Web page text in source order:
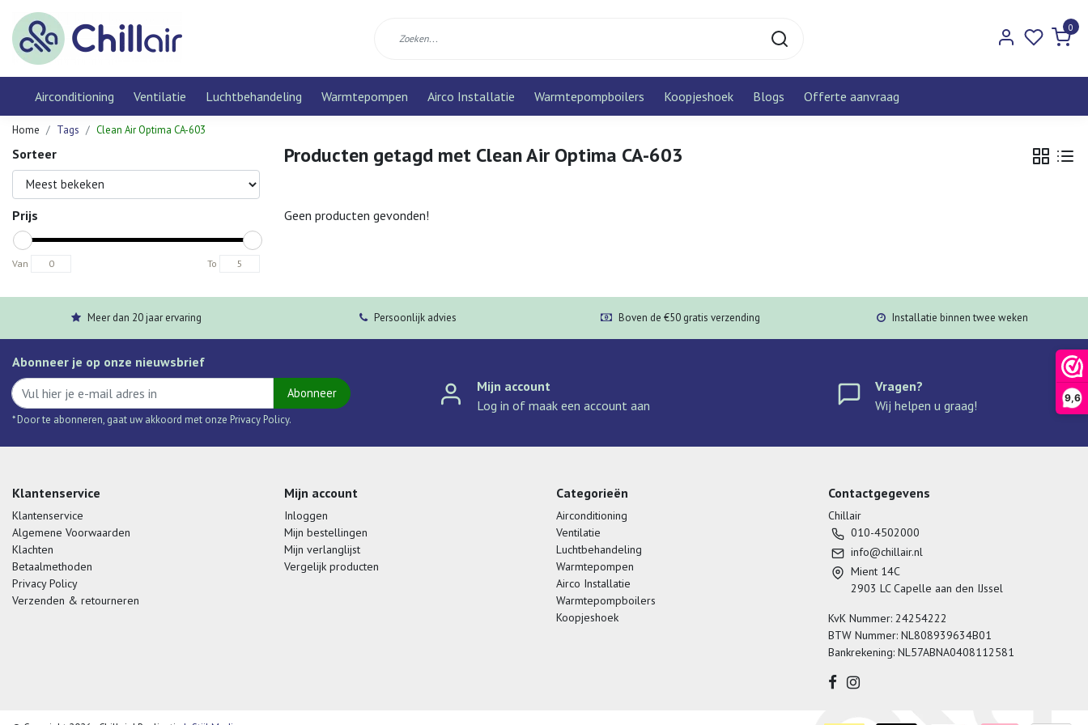
9,6
0
Airconditioning Ventilatie Luchtbehandeling Warmtepompen Airco Installatie Warmtepompboilers Koopjeshoek Blogs Offerte aanvraag
Home Tags Clean Air Optima CA-603
Sorteer
Prijs
Van To
Producten getagd met Clean Air Optima CA-603
Geen producten gevonden!
Meer dan 20 jaar ervaring Persoonlijk advies Boven de €50 gratis verzending Installatie binnen twee weken
Abonneer je op onze nieuwsbrief
Abonneer
* Door te abonneren, gaat uw akkoord met onze Privacy Policy.
Mijn account
Log in of maak een account aan
Vragen?
Wij helpen u graag!
Klantenservice
Klantenservice
Algemene Voorwaarden
Klachten
Betaalmethoden
Privacy Policy
Verzenden & retourneren
Mijn account
Inloggen
Mijn bestellingen
Mijn verlanglijst
Vergelijk producten
Categorieën
Airconditioning
Ventilatie
Luchtbehandeling
Warmtepompen
Airco Installatie
Warmtepompboilers
Koopjeshoek
Contactgegevens
Chillair
010-4502000
info@chillair.nl
Mient 14C
2903 LC Capelle aan den IJssel
KvK Nummer: 24254222
BTW Nummer: NL808939634B01
Bankrekening: NL57ABNA0408112581